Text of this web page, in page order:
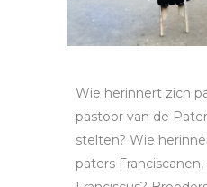
Wie herinnert zich
pastoor van de
stelten? Wie
paters